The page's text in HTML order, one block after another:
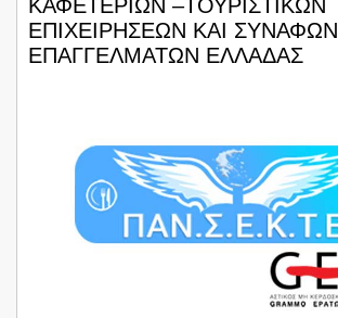
ΚΑΦΕΤΕΡΙΩΝ –ΤΟΥΡΙΣΤΙΚΩΝ
ΕΠΙΧΕΙΡΗΣΕΩΝ ΚΑΙ ΣΥΝΑΦΩΝ
ΕΠΑΓΓΕΛΜΑΤΩΝ ΕΛΛΑΔΑΣ